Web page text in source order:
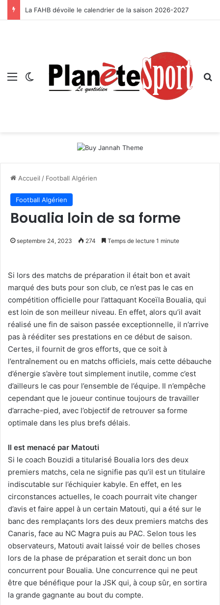
La FAHB dévoile le calendrier de la saison 2026-2027
Menu Switch skin
Accueil / Football Algérien
Football Algérien
Boualia loin de sa forme
septembre 24, 2023 274 Temps de lecture 1 minute
Si lors des matchs de préparation il était bon et avait
marqué des buts pour son club, ce n’est pas le cas en
compétition officielle pour l’attaquant Koceïla Boualia, qui
est loin de son meilleur niveau. En effet, alors qu’il avait
réalisé une fin de saison passée exceptionnelle, il n’arrive
pas à rééditer ses prestations en ce début de saison.
Certes, il fournit de gros efforts, que ce soit à
l’entraînement ou en matchs officiels, mais cette débauche
d’énergie s’avère tout simplement inutile, comme c’est
d’ailleurs le cas pour l’ensemble de l’équipe. Il n’empêche
cependant que le joueur continue toujours de travailler
d’arrache-pied, avec l’objectif de retrouver sa forme
optimale dans les plus brefs délais.
Il est menacé par Matouti
Si le coach Bouzidi a titularisé Boualia lors des deux
premiers matchs, cela ne signifie pas qu’il est un titulaire
indiscutable sur l’échiquier kabyle. En effet, en les
circonstances actuelles, le coach pourrait vite changer
d’avis et faire appel à un certain Matouti, qui a été sur le
banc des remplaçants lors des deux premiers matchs des
Canaris, face au NC Magra puis au PAC. Selon tous les
observateurs, Matouti avait laissé voir de belles choses
lors de la phase de préparation et serait donc un bon
concurrent pour Boualia. Une concurrence qui ne peut
être que bénéfique pour la JSK qui, à coup sûr, en sortira
la grande gagnante au bout du compte.